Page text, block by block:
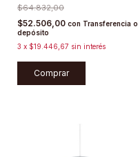
$64.832,00
$52.506,00 con Transferencia o
depósito
3 x $19.446,67 sin interés
Comprar